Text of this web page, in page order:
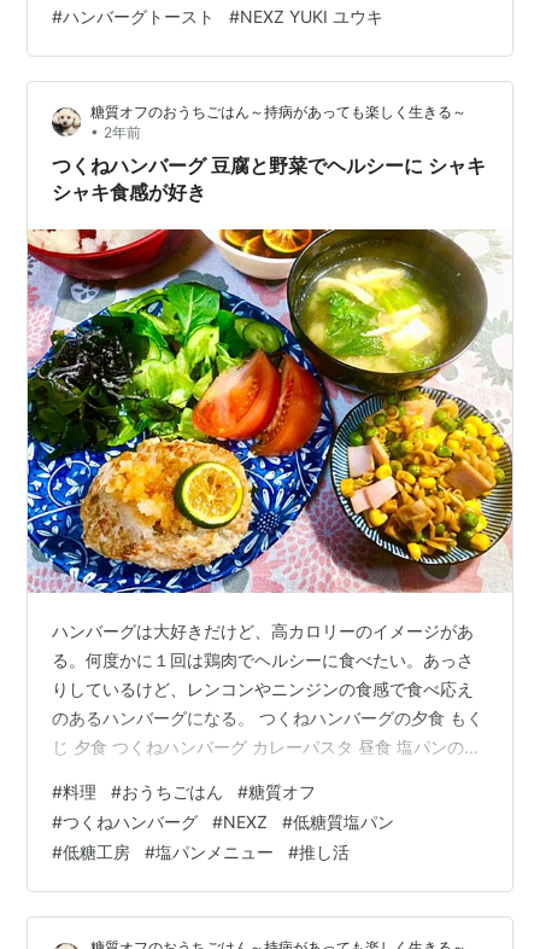
ウ・片栗粉・サラダ油） 〇スパゲティ麺・塩・バター・
玉ねぎ・ハム・ニ…
#ハンバーグトースト #NEXZ YUKI ユウキ
糖質オフのおうちごはん～持病があっても楽しく生きる～
• 2年前
つくねハンバーグ 豆腐と野菜でヘルシーに シャキ
シャキ食感が好き
ハンバーグは大好きだけど、高カロリーのイメージがあ
る。何度かに１回は鶏肉でヘルシーに食べたい。あっさ
りしているけど、レンコンやニンジンの食感で食べ応え
のあるハンバーグになる。 つくねハンバーグの夕食 もく
じ 夕食 つくねハンバーグ カレーパスタ 昼食 塩パンの煮
がデビュー 夕食 つくねハンバーグ 〇鶏もも挽肉・塩・
レンコン・玉ねぎ・ニンジン・しいたけ・卵・豆腐・低
糖質パン粉・片栗粉・ごま油 〇大根・レモン・スダチ・
醤油・出汁の素・酒 鶏もも挽肉をボウルに入れ、塩少々
を振りかけて混ぜる。レンコン、玉ねぎ、ニンジン、し
#料理 #おうちごはん #糖質オフ
#つくねハンバーグ #NEXZ #低糖質塩パン
#低糖工房 #塩パンメニュー #推し活